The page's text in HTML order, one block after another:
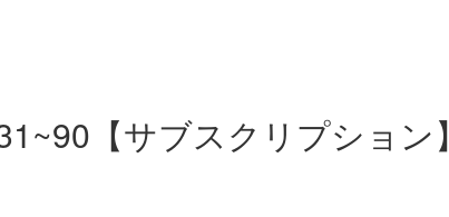
【サブスクリプション】